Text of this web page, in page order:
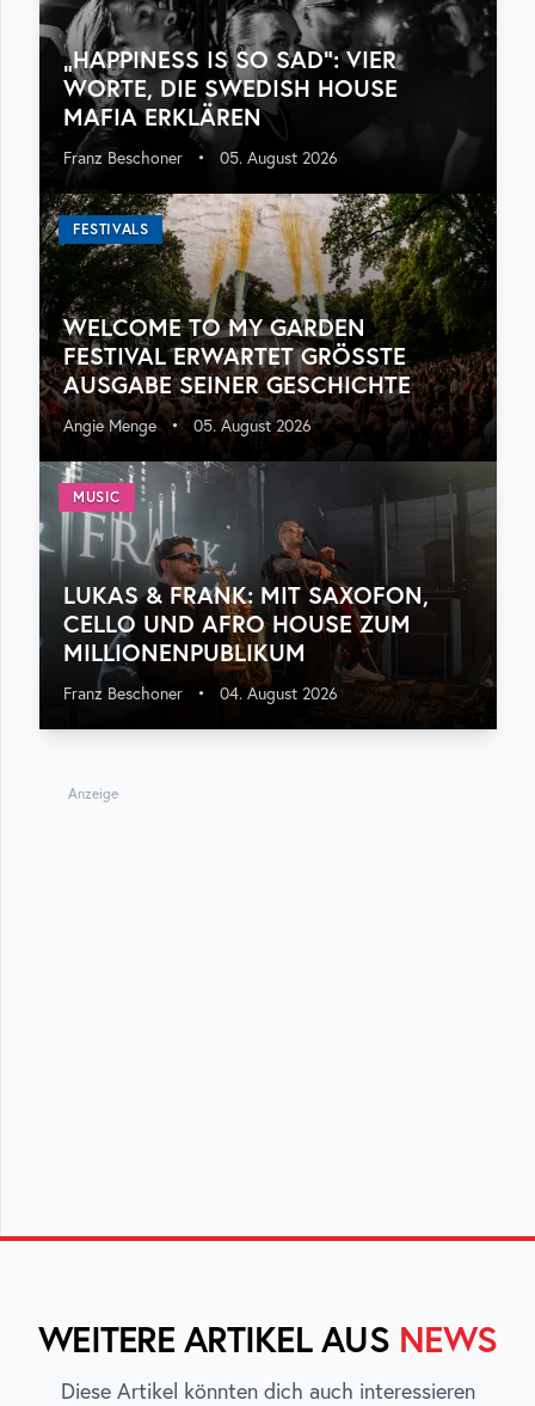
„HAPPINESS IS SO SAD“: VIER
WORTE, DIE SWEDISH HOUSE
MAFIA ERKLÄREN
Franz Beschoner • 05. August 2026
FESTIVALS
WELCOME TO MY GARDEN
FESTIVAL ERWARTET GRÖSSTE A
USGABE SEINER GESCHICHTE
Angie Menge • 05. August 2026
MUSIC
LUKAS & FRANK: MIT SAXOFON,
CELLO UND AFRO HOUSE ZUM
MILLIONENPUBLIKUM
Franz Beschoner • 04. August 2026
Anzeige
WEITERE ARTIKEL AUS NEWS
Diese Artikel könnten dich auch interessieren